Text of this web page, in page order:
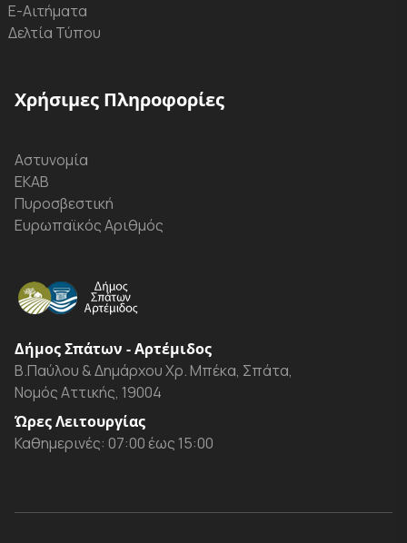
Ε-Αιτήματα
Δελτία Τύπου
Χρήσιμες Πληροφορίες
Αστυνομία
ΕΚΑΒ
Πυροσβεστική
Ευρωπαϊκός Αριθμός
Δήμος Σπάτων - Αρτέμιδος
Β.Παύλου & Δημάρχου Χρ. Μπέκα, Σπάτα,
Νομός Αττικής, 19004
Ώρες Λειτουργίας
Καθημερινές: 07:00 έως 15:00